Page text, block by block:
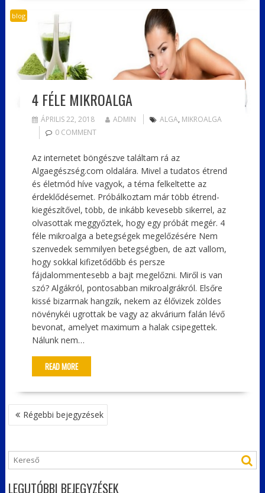
blog
4 FÉLE MIKROALGA
ÁPRILIS 22, 2018 ADMIN ALGA, MIKROALGA
0 COMMENT
Az internetet böngészve találtam rá az
Algaegészség.com oldalára. Mivel a tudatos étrend
és életmód híve vagyok, a téma felkeltette az
érdeklődésemet. Próbálkoztam már több étrend-
kiegészítővel, több, de inkább kevesebb sikerrel, az
olvasottak meggyőztek, hogy egy próbát megér. 4
féle mikroalga a betegségek megelőzésére Nem
szenvedek semmilyen betegségben, de azt vallom,
hogy sokkal kifizetődőbb és persze
fájdalommentesebb a bajt megelőzni. Miről is van
szó? Algákról, pontosabban mikroalgrákról. Elsőre
kissé bizarrnak hangzik, nekem az élővizek zöldes
növénykéi ugrottak be vagy az akvárium falán lévő
bevonat, amelyet maximum a halak csipegettek.
Nálunk nem…
READ MORE
BEJEGYZÉS
NAVIGÁCIÓ
Régebbi bejegyzések
LEGUTÓBBI BEJEGYZÉSEK